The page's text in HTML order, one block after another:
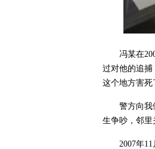
冯某在
过对他的追捕
这个地方害死
警方向我
生争吵，邻里
2007年